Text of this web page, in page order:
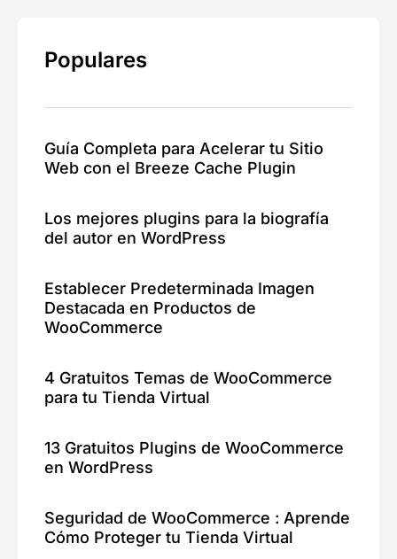
Populares
Guía Completa para Acelerar tu Sitio
Web con el Breeze Cache Plugin
Los mejores plugins para la biografía
del autor en WordPress
Establecer Predeterminada Imagen
Destacada en Productos de
WooCommerce
4 Gratuitos Temas de WooCommerce
para tu Tienda Virtual
13 Gratuitos Plugins de WooCommerce
en WordPress
Seguridad de WooCommerce : Aprende
Cómo Proteger tu Tienda Virtual